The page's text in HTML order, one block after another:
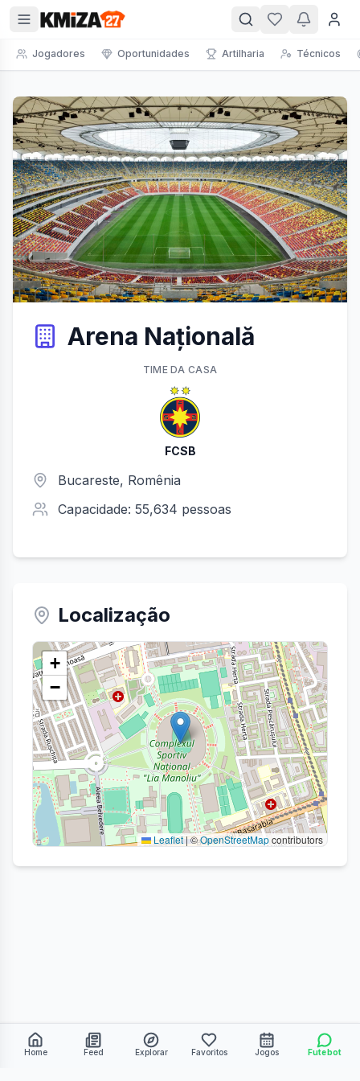
Jogadores Oportunidades Artilharia Técnicos
Arena Națională
Bucareste, Romênia
Capacidade: 55,634 pessoas
TIMEDA CASA
FCSB
Localização
+
−
Leaflet|©OpenStreetMapcontributors
Home Feed Explorar Favoritos Jogos Futebot